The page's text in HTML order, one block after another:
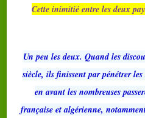
Cette inimitié entre les deux
Un peu les deux. Quand les
siècle, ils finissent par pénétrer
en avant les nombreuses
française et algérienne,